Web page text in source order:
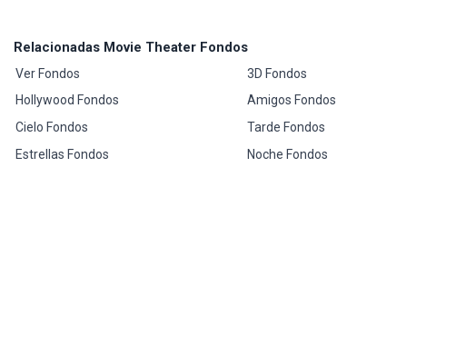
Relacionadas Movie Theater Fondos
Ver Fondos
Hollywood Fondos
Cielo Fondos
Estrellas Fondos
3D Fondos
Amigos Fondos
Tarde Fondos
Noche Fondos